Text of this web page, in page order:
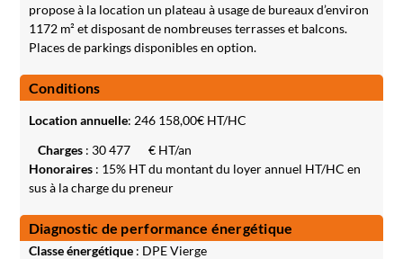
propose à la location un plateau à usage de bureaux d’environ
1172 m² et disposant de nombreuses terrasses et balcons.
Places de parkings disponibles en option.
Conditions
Location annuelle: 246 158,00€ HT/HC
Charges: 30 477
€ HT/an
Honoraires: 15% HT du montant du loyer annuel HT/HC en
sus à la charge du preneur
Diagnostic de performance énergétique
Classe énergétique: DPE Vierge